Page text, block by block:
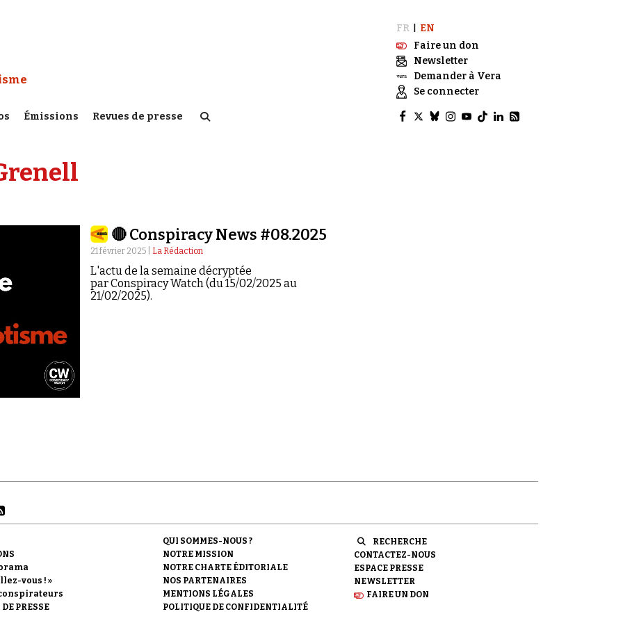
:
Émissions Revues de presse
FR
EN
Faire un don
Newsletter
Demander à Vera
Se connecter
🔴 Conspiracy News #08.2025
21 février 2025 | La Rédaction
L'actu de la semaine décryptée
par Conspiracy Watch (du 15/02/2025 au
21/02/2025).
vous ! »
PRESSE
QUI SOMMES-NOUS ?
NOTRE MISSION
NOTRE CHARTE ÉDITORIALE
NOS PARTENAIRES
MENTIONS LÉGALES
POLITIQUE DE CONFIDENTIALITÉ
RECHERCHE
CONTACTEZ-NOUS
ESPACE PRESSE
NEWSLETTER
FAIRE UN DON